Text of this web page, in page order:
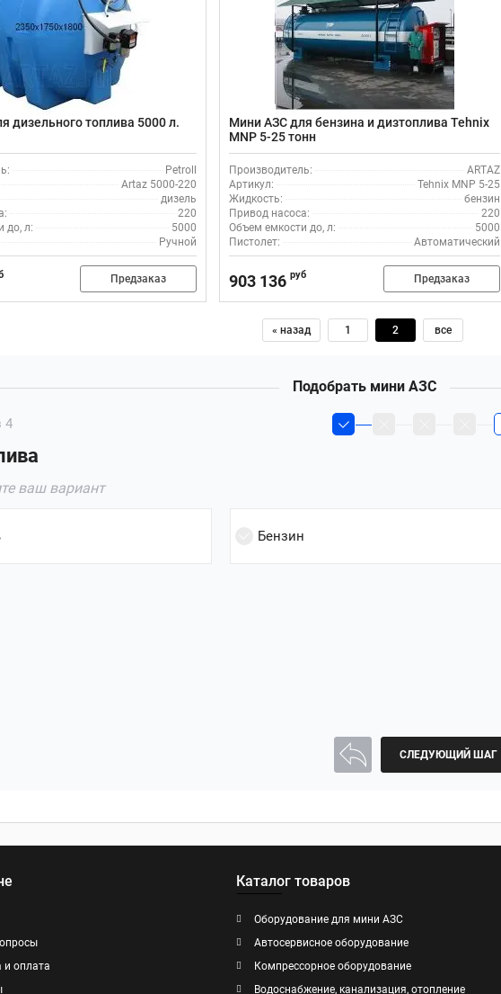
дизельного топлива 5000 л.
Petroll
Artaz 5000-220
дизель
220
до, л:
5000
Ручной
Предзаказ
Мини АЗС для бензина и дизтоплива Tehnix
MNP 5-25 тонн
Производитель:
ARTAZ
Артикул:
Tehnix MNP 5-25
Жидкость:
бензин
Привод насоса:
220
Объем емкости до, л:
5000
Пистолет:
Автоматический
903 136 руб Предзаказ
« назад 1 2 все
Подобрать мини АЗС
4
ваш вариант
Бензин
СЛЕДУЮЩИЙ ШАГ
и оплата
Каталог товаров
Оборудование для мини АЗС
Автосервисное оборудование
Компрессорное оборудование
Водоснабжение, канализация, отопление